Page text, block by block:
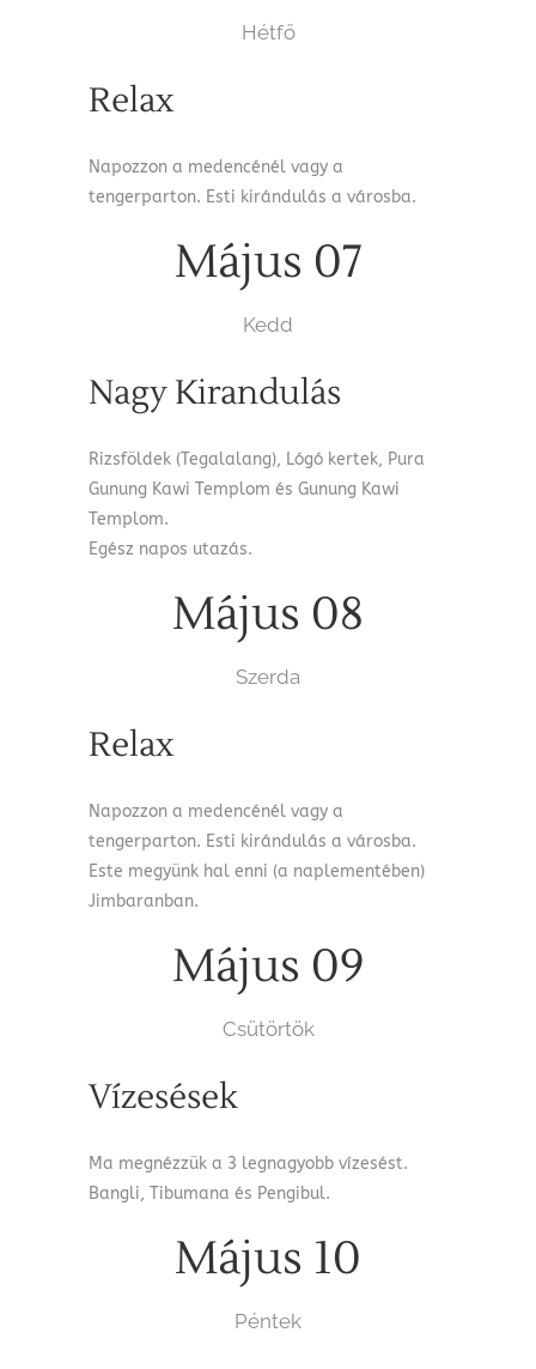
Hétfő
Relax
Napozzon a medencénél vagy a
tengerparton. Esti kirándulás a városba.
Május 07
Kedd
Nagy Kirandulás
Rizsföldek (Tegalalang), Lógó kertek, Pura
Gunung Kawi Templom és Gunung Kawi
Templom.
Egész napos utazás.
Május 08
Szerda
Relax
Napozzon a medencénél vagy a
tengerparton. Esti kirándulás a városba.
Este megyünk hal enni (a naplementében)
Jimbaranban.
Május 09
Csütörtök
Vízesések
Ma megnézzük a 3 legnagyobb vízesést.
Bangli, Tibumana és Pengibul.
Május 10
Péntek